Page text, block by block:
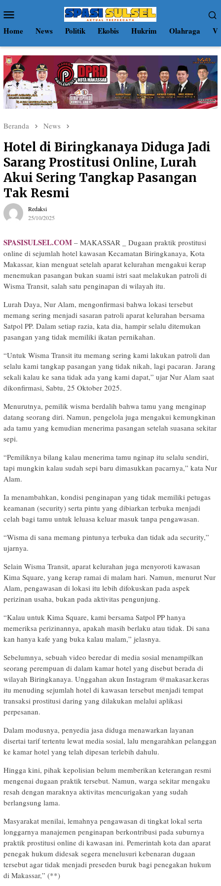
ke
kontenMobile
Home News Politik Ekobis Hukrim Olahraga
Beranda News
Hotel di Biringkanaya Diduga Jadi
Sarang Prostitusi Online, Lurah
Akui Sering Tangkap Pasangan
Tak Resmi
Redaksi
25/10/2025
SPASISULSEL.COM – MAKASSAR _ Dugaan praktik prostitusi
online di sejumlah hotel kawasan Kecamatan Biringkanaya, Kota
Makassar, kian menguat setelah aparat kelurahan mengakui kerap
menemukan pasangan bukan suami istri saat melakukan patroli di
Wisma Transit, salah satu penginapan di wilayah itu.
Lurah Daya, Nur Alam, mengonfirmasi bahwa lokasi tersebut
memang sering menjadi sasaran patroli aparat kelurahan bersama
Satpol PP. Dalam setiap razia, kata dia, hampir selalu ditemukan
pasangan yang tidak memiliki ikatan pernikahan.
“Untuk Wisma Transit itu memang sering kami lakukan patroli dan
selalu kami tangkap pasangan yang tidak nikah, lagi pacaran. Jarang
sekali kalau ke sana tidak ada yang kami dapat,” ujar Nur Alam saat
dikonfirmasi, Sabtu, 25 Oktober 2025.
Menurutnya, pemilik wisma berdalih bahwa tamu yang menginap
datang seorang diri. Namun, pengelola juga mengakui kemungkinan
ada tamu yang kemudian menerima pasangan setelah suasana sekitar
sepi.
“Pemiliknya bilang kalau menerima tamu nginap itu selalu sendiri,
tapi mungkin kalau sudah sepi baru dimasukkan pacarnya,” kata Nur
Alam.
Ia menambahkan, kondisi penginapan yang tidak memiliki petugas
keamanan (security) serta pintu yang dibiarkan terbuka menjadi
celah bagi tamu untuk leluasa keluar masuk tanpa pengawasan.
“Wisma di sana memang pintunya terbuka dan tidak ada security,”
ujarnya.
Selain Wisma Transit, aparat kelurahan juga menyoroti kawasan
Kima Square, yang kerap ramai di malam hari. Namun, menurut Nur
Alam, pengawasan di lokasi itu lebih difokuskan pada aspek
perizinan usaha, bukan pada aktivitas pengunjung.
“Kalau untuk Kima Square, kami bersama Satpol PP hanya
memeriksa perizinannya, apakah masih berlaku atau tidak. Di sana
kan hanya kafe yang buka kalau malam,” jelasnya.
Sebelumnya, sebuah video beredar di media sosial menampilkan
seorang perempuan di dalam kamar hotel yang disebut berada di
wilayah Biringkanaya. Unggahan akun Instagram @makasar.keras
itu menuding sejumlah hotel di kawasan tersebut menjadi tempat
transaksi prostitusi daring yang dilakukan melalui aplikasi
perpesanan.
Dalam modusnya, penyedia jasa diduga menawarkan layanan
disertai tarif tertentu lewat media sosial, lalu mengarahkan pelanggan
ke kamar hotel yang telah dipesan terlebih dahulu.
Hingga kini, pihak kepolisian belum memberikan keterangan resmi
mengenai dugaan praktik tersebut. Namun, warga sekitar mengaku
resah dengan maraknya aktivitas mencurigakan yang sudah
berlangsung lama.
Masyarakat menilai, lemahnya pengawasan di tingkat lokal serta
longgarnya manajemen penginapan berkontribusi pada suburnya
praktik prostitusi online di kawasan ini. Pemerintah kota dan aparat
penegak hukum didesak segera menelusuri kebenaran dugaan
tersebut agar tidak menjadi preseden buruk bagi penegakan hukum
di Makassar,” (**)